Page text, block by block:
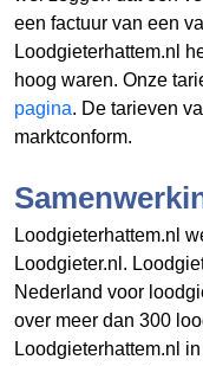
een factuur van een
Loodgieterhattem.nl
hoog waren. Onze
pagina. De tarieven
marktconform.
Loodgieterhattem.nl
Loodgieter.nl.
Nederland voor
over meer dan 300
Loodgieterhattem.nl